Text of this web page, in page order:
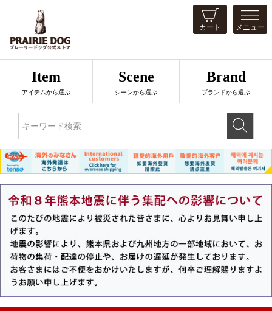
カート メニュー
Item
アイテムから選ぶ
Scene
シーンから選ぶ
Brand
ブランドから選ぶ